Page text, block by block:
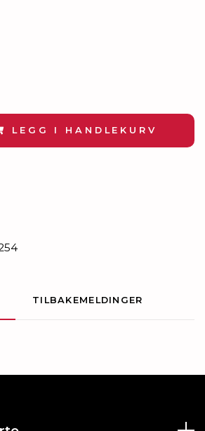
LEGG I HANDLEKURV
TILBAKEMELDINGER